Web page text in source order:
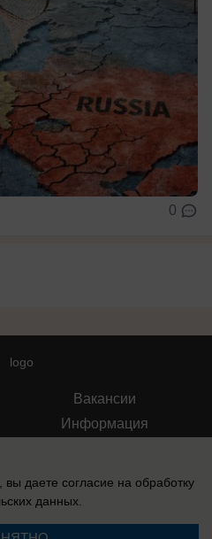
0
Вакансии
Информация
информационных технологий и
даете согласие на обработку
данных.